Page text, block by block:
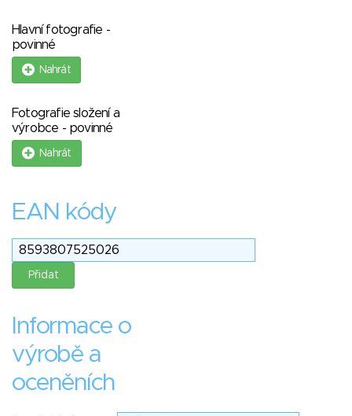
Hlavní fotografie -
povinné
Nahrát
Fotografie složení a
výrobce - povinné
Nahrát
EAN kódy
Informace o
výrobě a
oceněních